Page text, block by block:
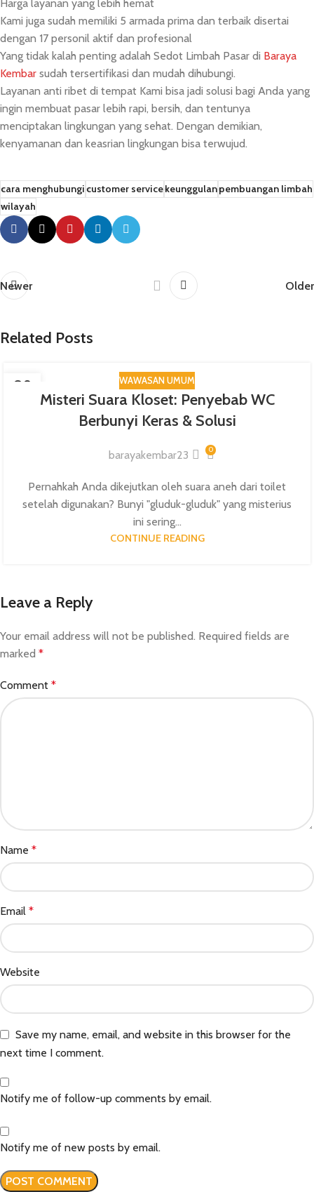
Harga layanan yang lebih hemat
Kami juga sudah memiliki 5 armada prima dan terbaik disertai
dengan 17 personil aktif dan profesional
Yang tidak kalah penting adalah Sedot Limbah Pasar di Baraya
Kembar sudah tersertifikasi dan mudah dihubungi.
Layanan anti ribet di tempat Kami bisa jadi solusi bagi Anda yang
ingin membuat pasar lebih rapi, bersih, dan tentunya
menciptakan lingkungan yang sehat. Dengan demikian,
kenyamanan dan keasrian lingkungan bisa terwujud.
cara menghubungicustomer servicekeunggulanpembuangan limbah
wilayah
Newer Older
Related Posts
09 WAWASAN UMUM
Misteri Suara Kloset: Penyebab WC
Berbunyi Keras & Solusi
barayakembar23 0
Pernahkah Anda dikejutkan oleh suara aneh dari toilet
setelah digunakan? Bunyi "gluduk-gluduk" yang misterius
ini sering...
CONTINUE READING
Leave a Reply
Your email address will not be published. Required fields are
marked *
Comment *
Name *
Email *
Website
Save my name, email, and website in this browser for the
next time I comment.
Notify me of follow-up comments by email.
Notify me of new posts by email.